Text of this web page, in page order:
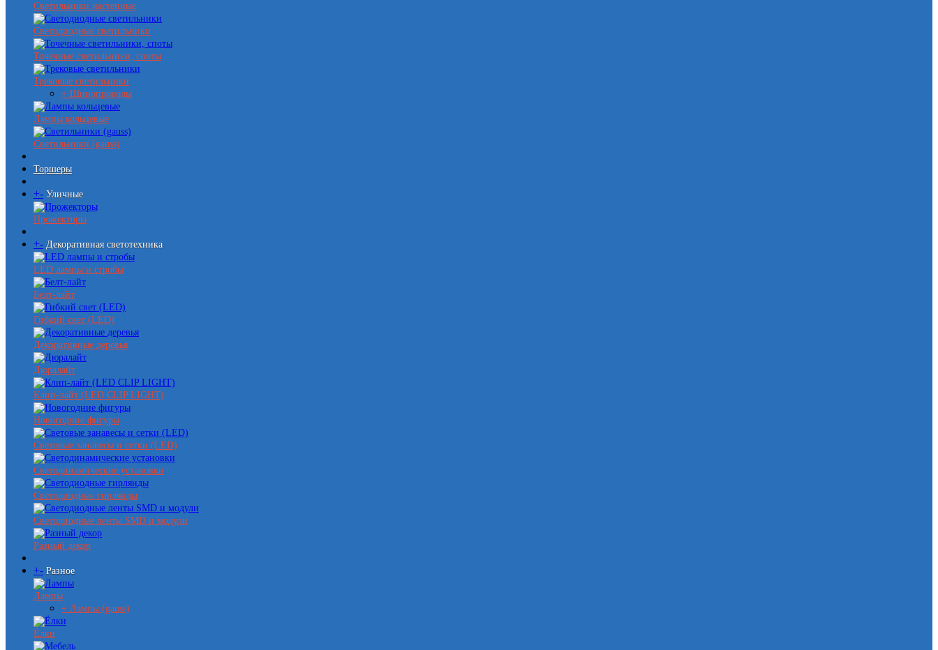
Светильники настенные
Светодиодные светильники
Точечные светильники, споты
Трековые светильники
+ Шинопроводы
Лампы кольцевые
Светильники (gauss)
Торшеры
+- Уличные
Прожекторы
+- Декоративная светотехника
LED лампы и стробы
Белт-лайт
Гибкий свет (LED)
Декоративные деревья
Дюралайт
Клип-лайт (LED CLIP LIGHT)
Новогодние фигуры
Световые занавесы и сетки (LED)
Светодинамические установки
Светодиодные гирлянды
Светодиодные ленты SMD и модули
Разный декор
+- Разное
Лампы
+ Лампы (gauss)
Ёлки